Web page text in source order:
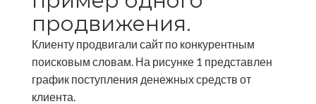
продвижения.
Клиенту продвигали сайт по конкурентным
поисковым словам. На рисунке 1 представлен
график поступления денежных средств от
клиента.